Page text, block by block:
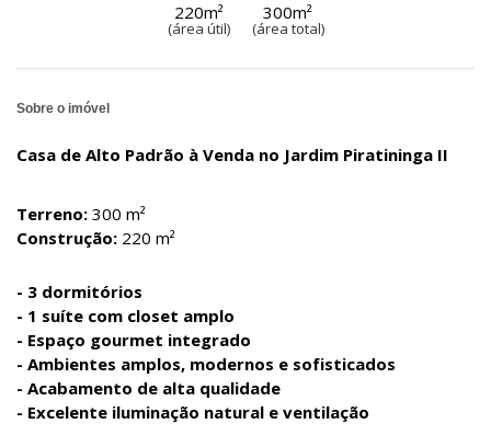
220m²
(área útil)
300m²
(área total)
Sobre o imóvel
Casa de Alto Padrão à Venda no Jardim Piratininga II
Terreno: 300 m²
Construção: 220 m²
- 3 dormitórios
- 1 suíte com closet amplo
- Espaço gourmet integrado
- Ambientes amplos, modernos e sofisticados
- Acabamento de alta qualidade
- Excelente iluminação natural e ventilação